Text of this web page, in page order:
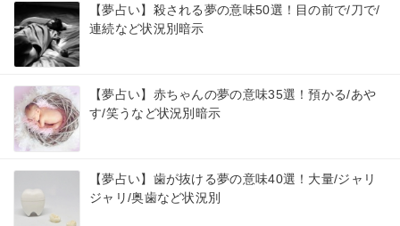
【夢占い】殺される夢の意味50選！目の前で/刀で/
連続など状況別暗示
【夢占い】赤ちゃんの夢の意味35選！預かる/あや
す/笑うなど状況別暗示
【夢占い】歯が抜ける夢の意味40選！大量/ジャリ
ジャリ/奥歯など状況別